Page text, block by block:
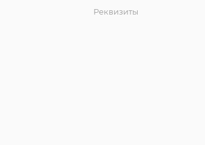
Реквизиты